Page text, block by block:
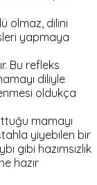
olmaz, dilini
yapmaya
Bu refleks
diliyle
oldukça
mamayı
yiyebilen bir
gibi hazımsızlık
hazır